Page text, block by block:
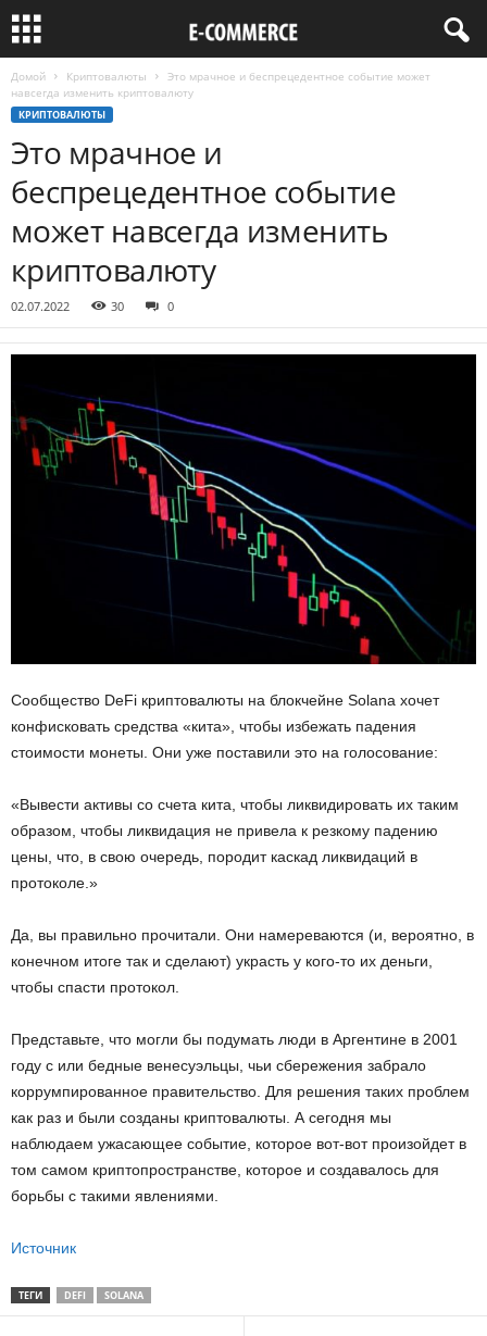
Домой Криптовалюты
Это мрачное и беспрецедентное событие может
навсегда изменить криптовалюту
КРИПТОВАЛЮТЫ
Это мрачное и
беспрецедентное событие
может навсегда изменить
криптовалюту
02.07.2022 30 0
Сообщество DeFi криптовалюты на блокчейне Solana хочет
конфисковать средства «кита», чтобы избежать падения
стоимости монеты. Они уже поставили это на голосование:
«Вывести активы со счета кита, чтобы ликвидировать их таким
образом, чтобы ликвидация не привела к резкому падению
цены, что, в свою очередь, породит каскад ликвидаций в
протоколе.»
Да, вы правильно прочитали. Они намереваются (и, вероятно, в
конечном итоге так и сделают) украсть у кого-то их деньги,
чтобы спасти протокол.
Представьте, что могли бы подумать люди в Аргентине в 2001
году с или бедные венесуэльцы, чьи сбережения забрало
коррумпированное правительство. Для решения таких проблем
как раз и были созданы криптовалюты. А сегодня мы
наблюдаем ужасающее событие, которое вот-вот произойдет в
том самом криптопространстве, которое и создавалось для
борьбы с такими явлениями.
Источник
ТЕГИ DEFI SOLANA